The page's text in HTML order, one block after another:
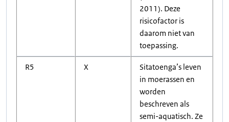
2011). Deze
risicofactor is
daarom niet van
toepassing.
R5 X
Sitatoenga’s leven
in moerassen en
worden
beschreven als
semi-aquatisch. Ze